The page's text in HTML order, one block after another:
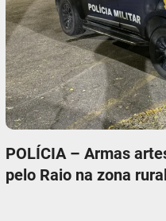
POLÍCIA – Armas
pelo Raio na zona